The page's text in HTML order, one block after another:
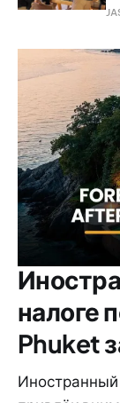
налоге
Phuket
Иностранный